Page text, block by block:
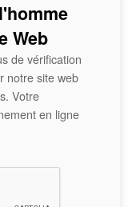
Web
de vérification
notre site web
Votre
en ligne